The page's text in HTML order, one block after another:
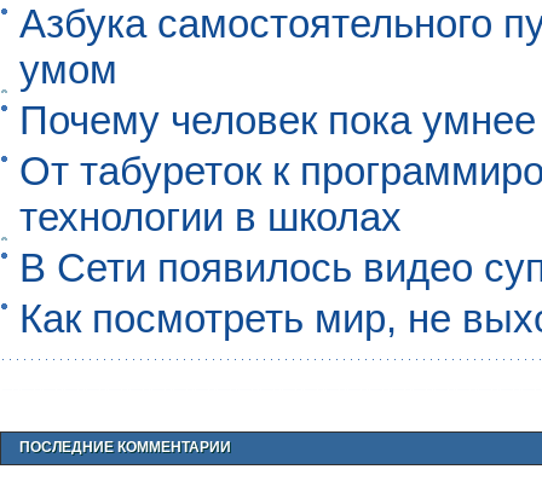
Азбука самостоятельного
умом
Почему человек пока умнее
От табуреток к
технологии в школах
В Сети появилось видео
Как посмотреть мир, не
ПОСЛЕДНИЕ КОММЕНТАРИИ